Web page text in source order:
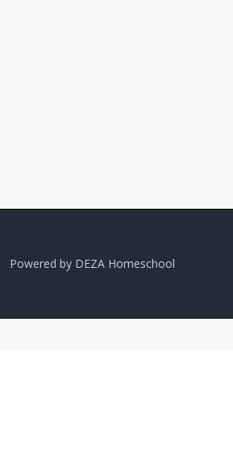
Powered by DEZA Homeschool